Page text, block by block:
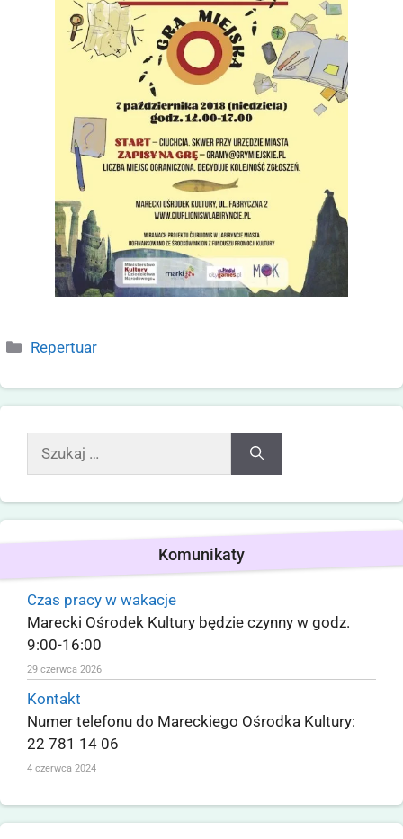
Repertuar
Komunikaty
Czas pracy w wakacje
Marecki Ośrodek Kultury będzie czynny w godz.
9:00-16:00
29 czerwca 2026
Kontakt
Numer telefonu do Mareckiego Ośrodka Kultury:
22 781 14 06
4 czerwca 2024